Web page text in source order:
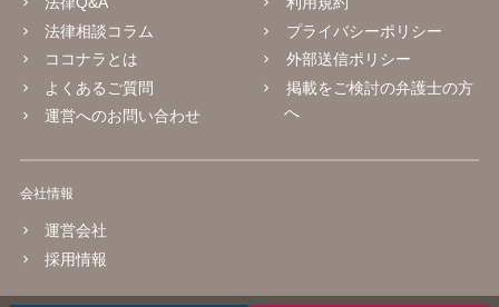
法律相談コラム
ココナラとは
よくあるご質問
運営へのお問い合わせ
プライバシーポリシー
外部送信ポリシー
掲載をご検討の弁護士の方
へ
会社情報
運営会社
採用情報